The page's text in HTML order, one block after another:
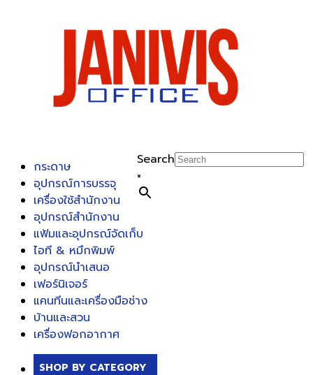
Search
×
กระดาษ
อุปกรณ์การบรรจุ
เครื่องใช้สำนักงาน
อุปกรณ์สำนักงาน
แฟ้มและอุปกรณ์จัดเก็บ
ไอที & หมึกพิมพ์
อุปกรณ์นำเสนอ
เฟอร์นิเจอร์
แคนทีนและเครื่องมือช่าง
บ้านและสวน
เครื่องฟอกอากาศ
SHOP BY CATEGORY